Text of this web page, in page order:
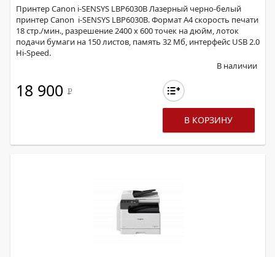
Принтер Canon i-SENSYS LBP6030B Лазерный черно-белый
принтер Canon i-SENSYS LBP6030B. Формат А4 скорость печати
18 стр./мин., разрешение 2400 x 600 точек на дюйм, лоток
подачи бумаги на 150 листов, память 32 Мб, интерфейс USB 2.0
Hi-Speed.
В наличии
18 900 Р
В КОРЗИНУ